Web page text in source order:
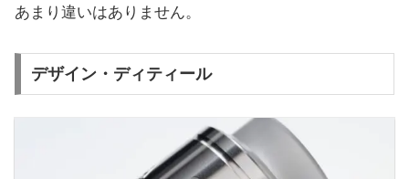
あまり違いはありません。
デザイン・ディティール